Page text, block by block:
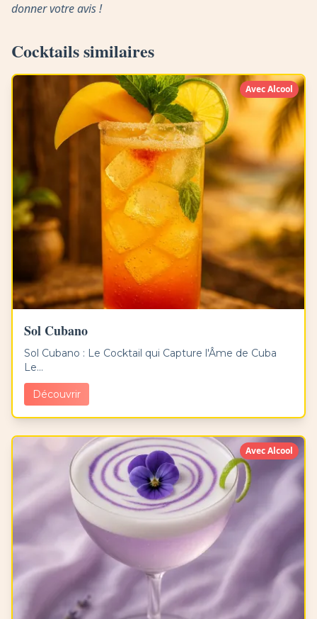
donner votre avis !
Cocktails similaires
Avec Alcool
Sol Cubano
Sol Cubano : Le Cocktail qui Capture l'Âme de Cuba
Le...
Découvrir
Avec Alcool